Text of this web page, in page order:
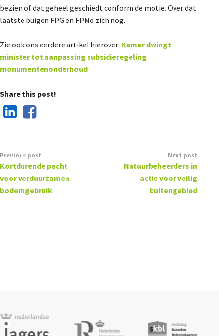
bezien of dat geheel geschiedt conform de motie. Over dat
laatste buigen FPG en FPMe zich nog.
Zie ook ons eerdere artikel hierover: Kamer dwingt
minister tot aanpassing subsidieregeling
monumentenonderhoud.
Share this post!
Previous post
Kortdurende pacht
voor verduurzamen
bodemgebruik
Next post
Natuurbeheerders in
actie voor veilig
buitengebied